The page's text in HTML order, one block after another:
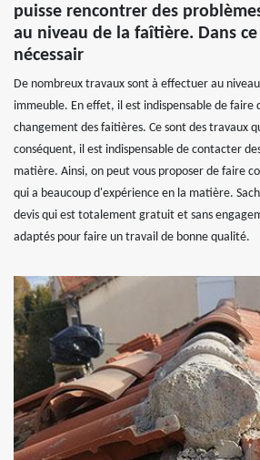
puisse rencontrer des
au niveau de la faîtière. Dans
nécessair
De nombreux travaux sont à effectuer au
immeuble. En effet, il est indispensable de faire
changement des faitières. Ce sont des travaux
conséquent, il est indispensable de contacter
matière. Ainsi, on peut vous proposer de faire
qui a beaucoup d'expérience en la matière.
devis qui est totalement gratuit et sans
adaptés pour faire un travail de bonne qualité.